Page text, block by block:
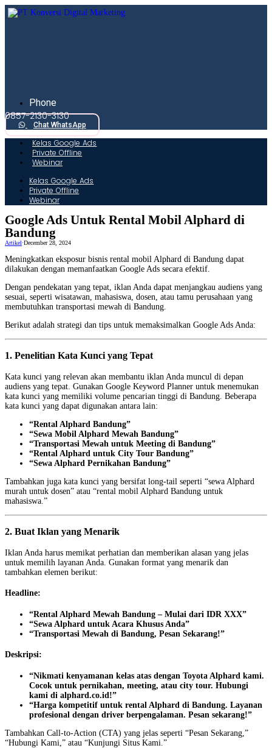
Skip
to
Phone
0857-2130-3130
Chat WhatsApp
Kelas Google Ads
Private Offline
Webinar
Kelas Google Ads
Private Offline
Webinar
Google Ads Untuk Rental Mobil Alphard di
Bandung
Artikel·December 28, 2024
Meningkatkan eksposur bisnis rental mobil Alphard di Bandung dapat
dilakukan dengan memanfaatkan Google Ads secara efektif.
Dengan pendekatan yang tepat, iklan Anda dapat menjangkau audiens yang
sesuai, seperti wisatawan, mahasiswa, dosen, atau tamu perusahaan yang
membutuhkan transportasi mewah di Bandung.
Berikut adalah strategi dan tips untuk memaksimalkan Google Ads Anda:
1. Penelitian Kata Kunci yang Tepat
Kata kunci yang relevan akan membantu iklan Anda muncul di depan
audiens yang tepat. Gunakan Google Keyword Planner untuk menemukan
kata kunci yang memiliki volume pencarian tinggi di Bandung. Beberapa
kata kunci yang dapat digunakan antara lain:
“Rental Alphard Bandung”
“Sewa Mobil Alphard Mewah Bandung”
“Transportasi Mewah untuk Meeting di Bandung”
“Rental Alphard untuk City Tour Bandung”
“Sewa Alphard Pernikahan Bandung”
Tambahkan juga kata kunci yang bersifat long-tail seperti “sewa Alphard
murah untuk dosen” atau “rental mobil Alphard Bandung untuk
mahasiswa.”
2. Buat Iklan yang Menarik
Iklan Anda harus memikat perhatian dan memberikan alasan yang jelas
untuk memilih layanan Anda. Gunakan format yang menarik dan
tambahkan elemen berikut:
Headline:
“Rental Alphard Mewah Bandung – Mulai dari IDR XXX”
“Sewa Alphard untuk Acara Khusus Anda”
“Transportasi Mewah di Bandung, Pesan Sekarang!”
Deskripsi:
“Nikmati kenyamanan kelas atas dengan Toyota Alphard kami.
Cocok untuk pernikahan, meeting, atau city tour. Hubungi
kami di alphard.co.id!”
“Harga kompetitif untuk rental Alphard di Bandung. Layanan
profesional dengan driver berpengalaman. Pesan sekarang!”
Tambahkan Call-to-Action (CTA) yang jelas seperti “Pesan Sekarang,”
“Hubungi Kami,” atau “Kunjungi Situs Kami.”